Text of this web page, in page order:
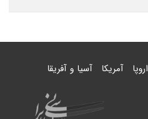
اروپا آمریکا آسیا و آفریقا